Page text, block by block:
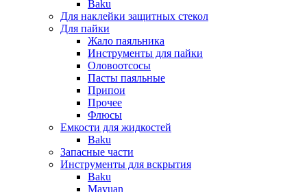
Baku
Для наклейки защитных стекол
Для пайки
Жало паяльника
Инструменты для пайки
Оловоотсосы
Пасты паяльные
Припои
Прочее
Флюсы
Емкости для жидкостей
Baku
Запасные части
Инструменты для вскрытия
Baku
Mayuan